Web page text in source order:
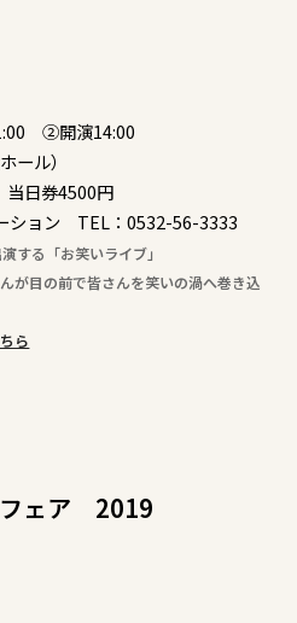
②開演14:00
ール）
日券4500円
ション TEL：0532-56-3333
する「お笑いライブ」
が目の前で皆さんを笑いの渦へ巻き込
ら
フェア 2019